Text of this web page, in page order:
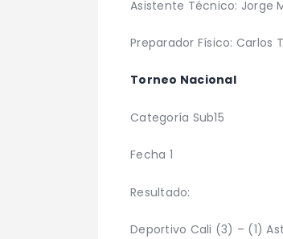
Asistente Técnico: Jorge
Preparador Físico: Carlos
Torneo Nacional
Categoría Sub15
Fecha 1
Resultado:
Deportivo Cali (3) – (1)